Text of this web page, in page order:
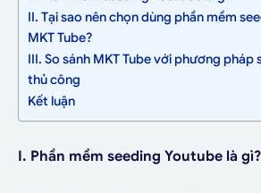
II. Tại sao nên chọn dùng phần mềm
MKT Tube?
III. So sánh MKT Tube với phương pháp
thủ công
Kết luận
I. Phần mềm seeding Youtube là gì?